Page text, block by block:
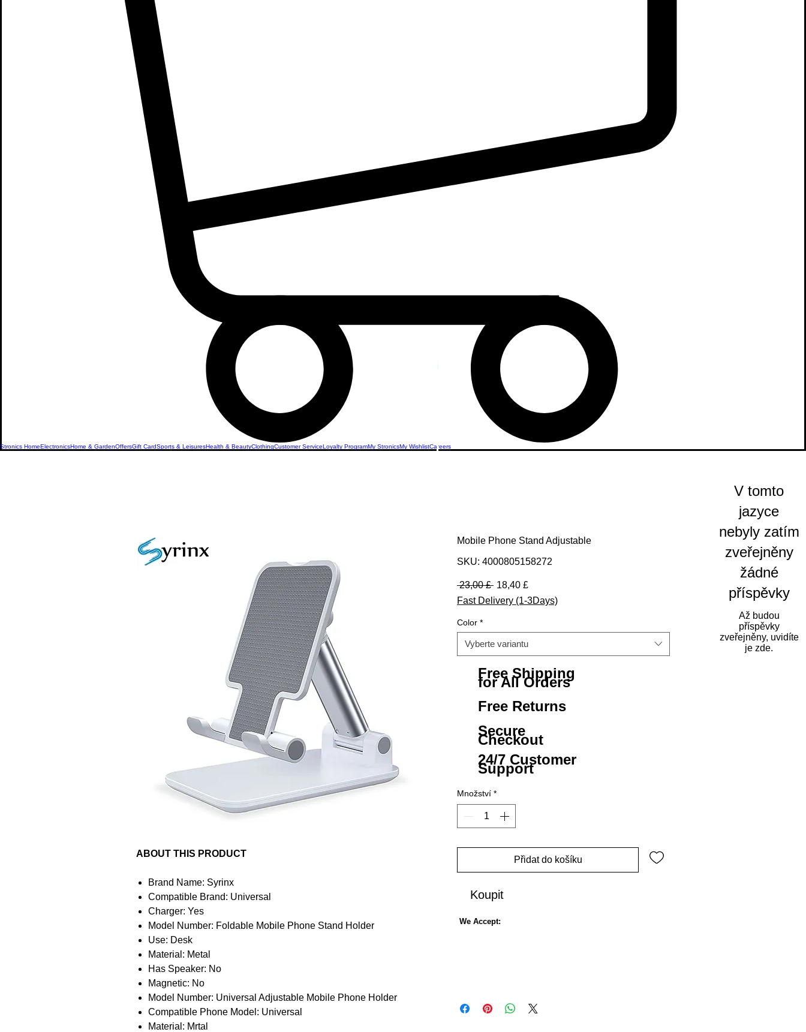
Stronics HomeElectronicsHome & GardenOffersGift CardSports & LeisuresHealth & BeautyClothingCustomer ServiceLoyalty ProgramMy StronicsMy WishlistCareers
ABOUT THIS PRODUCT
Brand Name: Syrinx
Compatible Brand: Universal
Charger: Yes
Model Number: Foldable Mobile Phone Stand Holder
Use: Desk
Material: Metal
Has Speaker: No
Magnetic: No
Model Number: Universal Adjustable Mobile Phone Holder
Compatible Phone Model: Universal
Material: Mrtal
Mobile Phone Stand Adjustable
SKU: 4000805158272
23,00 £ Běžná cena
18,40 £Zvýhodněná cena
Fast Delivery (1-3Days)
Color *
Vyberte variantu
Free Shipping
for All Orders
Free Returns
Secure
Checkout
24/7 Customer
Support
Množství *
Přidat do košíku
Koupit
We Accept:
V tomto
jazyce
nebyly zatím
zveřejněny
žádné
příspěvky
Až budou
příspěvky
zveřejněny, uvidíte
je zde.